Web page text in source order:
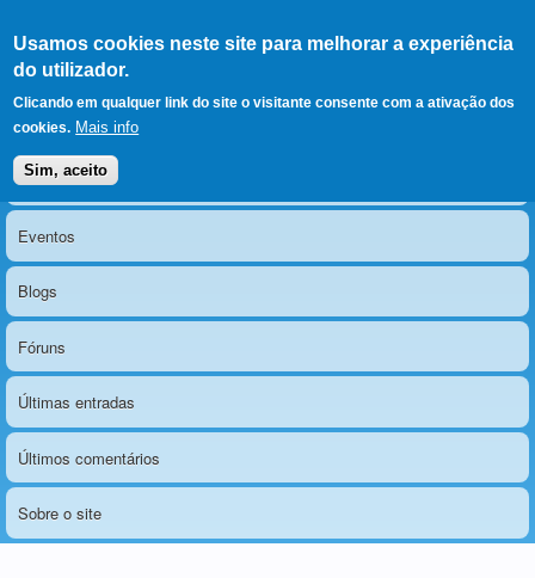
Usamos cookies neste site para melhorar a experiência
do utilizador.
Clicando em qualquer link do site o visitante consente com a ativação dos
cookies. Mais info
Sim, aceito
LERPARAVER , ir para a
página principal
O portal da visão diferente
Menu principal
Notícias
Eventos
Blogs
Fóruns
Últimas entradas
Últimos comentários
Sobre o site